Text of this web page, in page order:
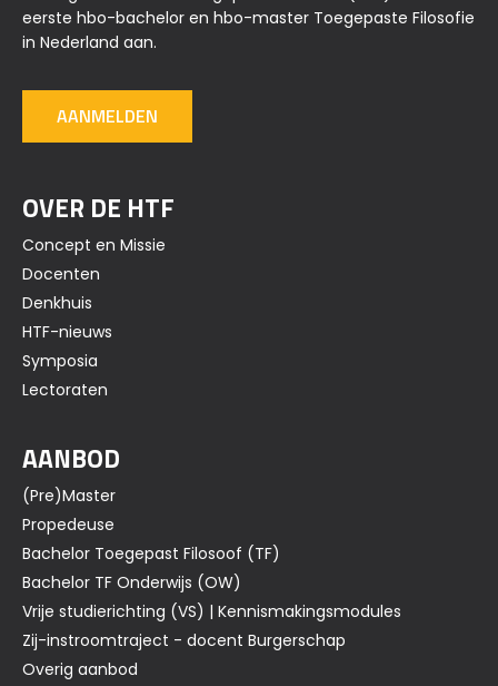
eerste hbo-bachelor en hbo-master Toegepaste Filosofie
in Nederland aan.
AANMELDEN
OVER DE HTF
Concept en Missie
Docenten
Denkhuis
HTF-nieuws
Symposia
Lectoraten
AANBOD
(Pre)Master
Propedeuse
Bachelor Toegepast Filosoof (TF)
Bachelor TF Onderwijs (OW)
Vrije studierichting (VS) | Kennismakingsmodules
Zij-instroomtraject - docent Burgerschap
Overig aanbod